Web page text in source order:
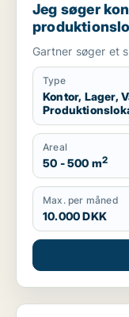
Jeg søger
Holbæk
Gartner søger et
Type
Kontor, Lager,
Areal
50 - 500 m2
Max. per måned
10.000 DKK